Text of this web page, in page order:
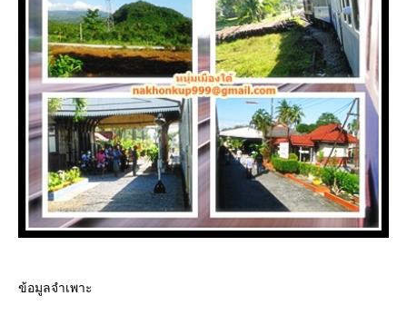
ข้อมูลจำเพาะ